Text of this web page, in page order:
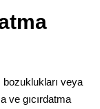
veya
ve gıcırdatma